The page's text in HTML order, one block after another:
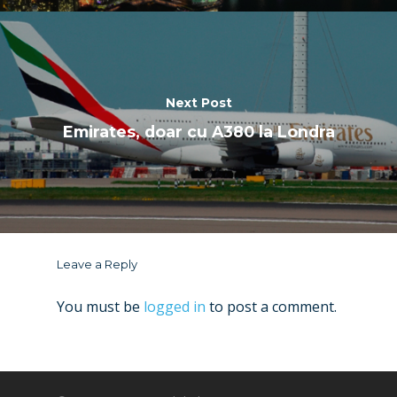
Next Post
Emirates, doar cu A380 la Londra
Leave a Reply
You must be logged in to post a comment.